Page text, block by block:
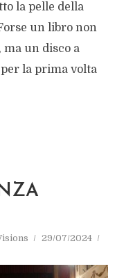
la pelle della
un libro non
un disco a
la prima volta
29/07/2024